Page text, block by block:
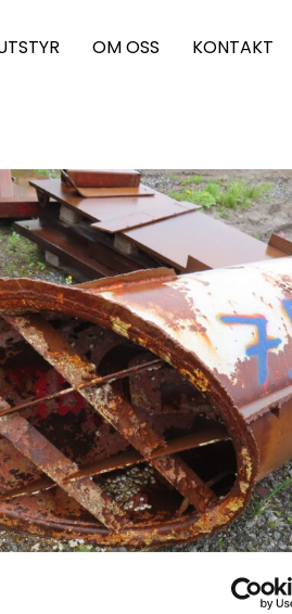
OM OSS KONTAKT